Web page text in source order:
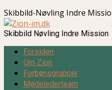
Skibbild-Nøvling Indre
Skibbild Nøvling Indre Mission
Forsiden
Om Zion
Forbønsgrupper
Mødelederteam